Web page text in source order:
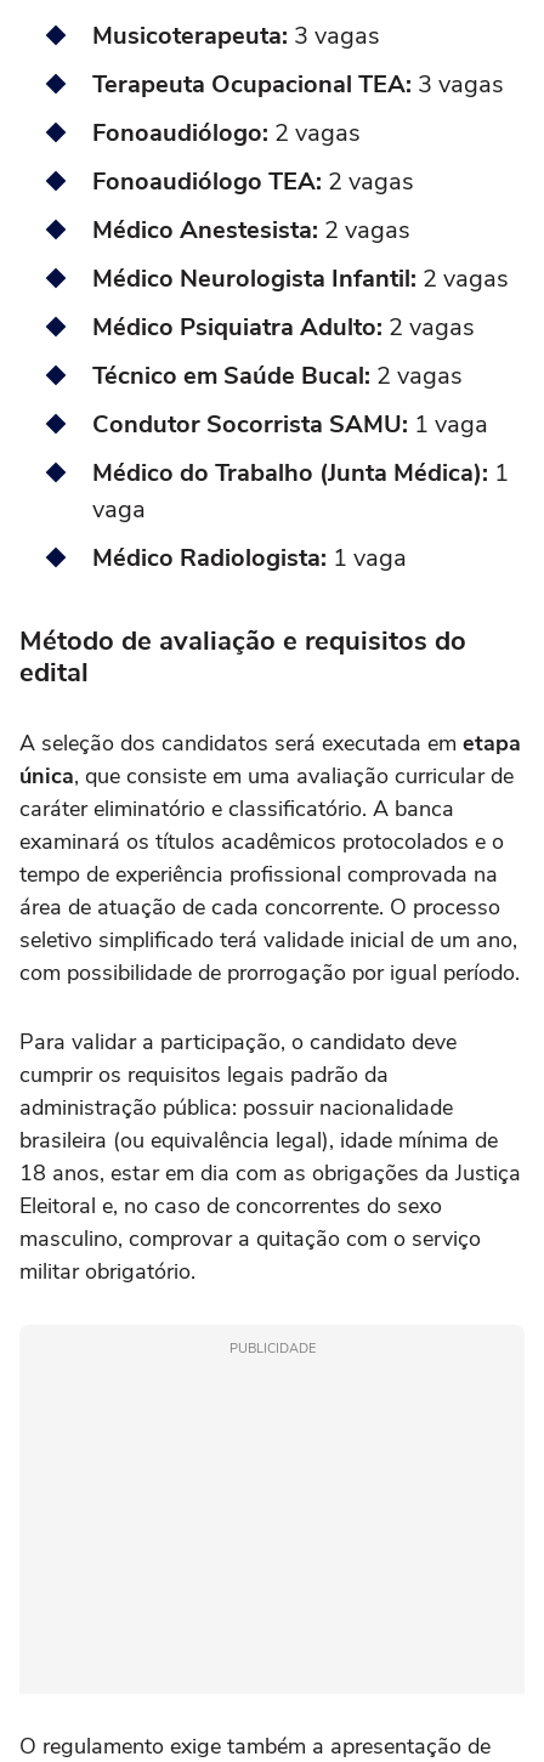
Musicoterapeuta: 3 vagas
Terapeuta Ocupacional TEA: 3 vagas
Fonoaudiólogo: 2 vagas
Fonoaudiólogo TEA: 2 vagas
Médico Anestesista: 2 vagas
Médico Neurologista Infantil: 2 vagas
Médico Psiquiatra Adulto: 2 vagas
Técnico em Saúde Bucal: 2 vagas
Condutor Socorrista SAMU: 1 vaga
Médico do Trabalho (Junta Médica): 1
vaga
Médico Radiologista: 1 vaga
Método de avaliação e requisitos do
edital
A seleção dos candidatos será executada em etapa
única, que consiste em uma avaliação curricular de
caráter eliminatório e classificatório. A banca
examinará os títulos acadêmicos protocolados e o
tempo de experiência profissional comprovada na
área de atuação de cada concorrente. O processo
seletivo simplificado terá validade inicial de um ano,
com possibilidade de prorrogação por igual período.
Para validar a participação, o candidato deve
cumprir os requisitos legais padrão da
administração pública: possuir nacionalidade
brasileira (ou equivalência legal), idade mínima de
18 anos, estar em dia com as obrigações da Justiça
Eleitoral e, no caso de concorrentes do sexo
masculino, comprovar a quitação com o serviço
militar obrigatório.
PUBLICIDADE
O regulamento exige também a apresentação de